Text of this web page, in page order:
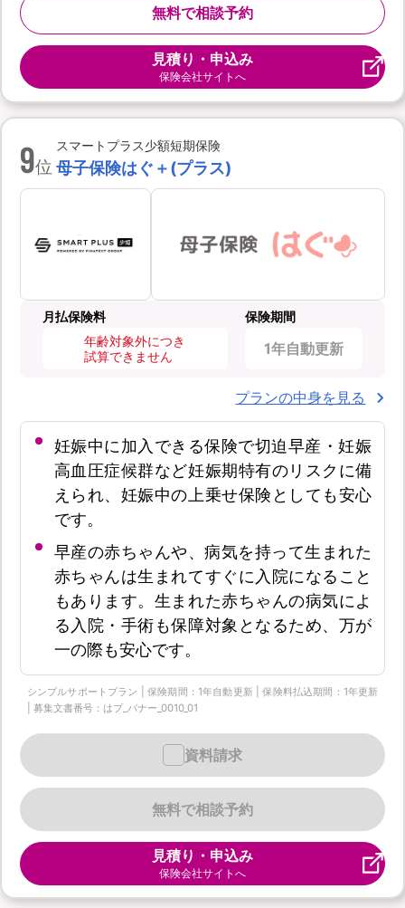
無料で相談予約
見積り・申込み
保険会社サイトへ
9位
スマートプラス少額短期保険
母子保険はぐ＋(プラス)
月払保険料
年齢対象外につき
試算できません
保険期間
1年自動更新
プランの中身を見る
妊娠中に加入できる保険で切迫早産・妊娠
高血圧症候群など妊娠期特有のリスクに備
えられ、妊娠中の上乗せ保険としても安心
です。
早産の赤ちゃんや、病気を持って生まれた
赤ちゃんは生まれてすぐに入院になること
もあります。生まれた赤ちゃんの病気によ
る入院・手術も保障対象となるため、万が
一の際も安心です。
シンプルサポートプラン | 保険期間：1年自動更新 | 保険料払込期間：1年更新
| 募集文書番号：はプ_バナー_0010_01
無料で相談予約
資料請求
見積り・申込み
保険会社サイトへ